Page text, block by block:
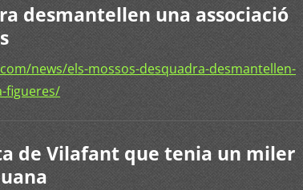
desmantellen una associació
news/els-mossos-desquadra-desmantellen-
figueres/
de Vilafant que tenia un miler